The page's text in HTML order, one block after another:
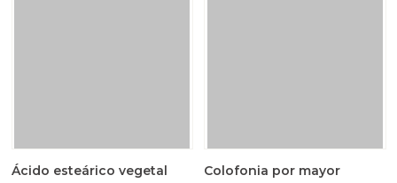
Ácido esteárico vegetal Colofonia por mayor